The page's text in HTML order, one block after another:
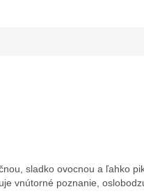
sladko ovocnou a ľahko
vnútorné poznanie,